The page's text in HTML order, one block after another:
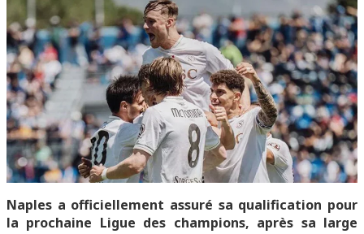
Naples a officiellement assuré sa qualification pour
la prochaine Ligue des champions, après sa large